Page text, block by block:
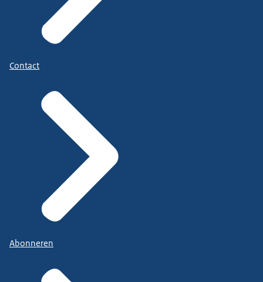
Contact
Abonneren